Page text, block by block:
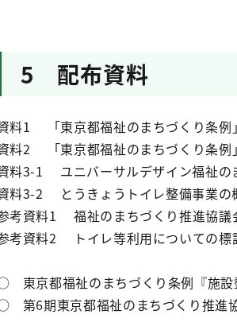
5 配布資料
料1 「東京都福祉のまちづくり条例
料2 「東京都福祉のまちづくり条例
料3-1 ユニバーサルデザイン福祉の
料3-2 とうきょうトイレ整備事業の
考資料1 福祉のまちづくり推進協議
考資料2 トイレ等利用についての標
東京都福祉のまちづくり条例『施設
第6期東京都福祉のまちづくり推進